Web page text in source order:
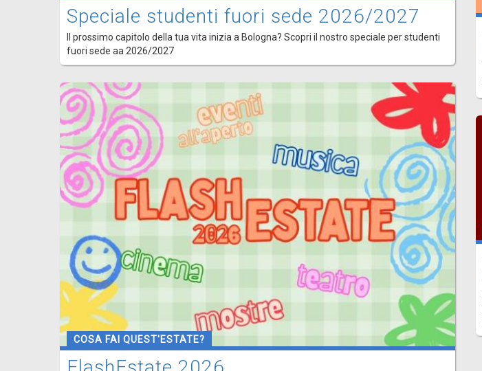
Speciale studenti fuori sede 2026/2027
Il prossimo capitolo della tua vita inizia a Bologna? Scopri il nostro speciale per studenti
fuori sede aa 2026/2027
COSA FAI QUEST'ESTATE?